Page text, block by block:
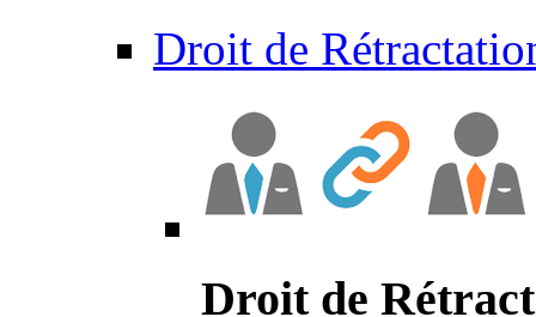
Droit de
Droit de